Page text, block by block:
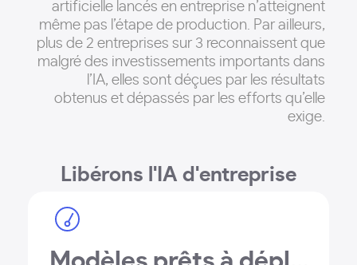
artificielle lancés en entreprise n’atteignent
même pas l’étape de production. Par ailleurs,
plus de 2 entreprises sur 3 reconnaissent que
malgré des investissements importants dans
l’IA, elles sont déçues par les résultats
obtenus et dépassés par les efforts qu’elle
exige.
Libérons l'IA d'entreprise